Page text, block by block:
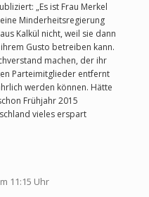
„Es ist Frau Merkel
Minderheitsregierung
Kalkül nicht, weil sie dann
Gusto betreiben kann.
machen, der ihr
Parteimitglieder entfernt
werden können. Hätte
Frühjahr 2015
vieles erspart
11:15 Uhr